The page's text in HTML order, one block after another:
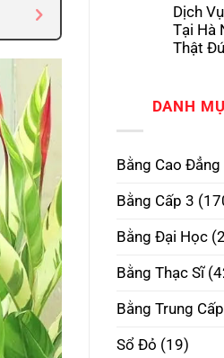
Uy
Tín
Nhất
Đẳng
Phôi
Thật
Kiến,
Mở
bình
luận
ở
Làm
RMIT
Phôi
Rộng
Dịch
Tại Hà
Thật
luận
Bằng
3
Tại
Nội
Uy
–
Phôi
Đúng
Pháp
DANH
Bằng Cao Đẳng
Bằng Cấp 3
Bằng Đại Học
Bằng Thạc Sĩ
Bằng Trung Cấp
Sổ Đỏ (19)